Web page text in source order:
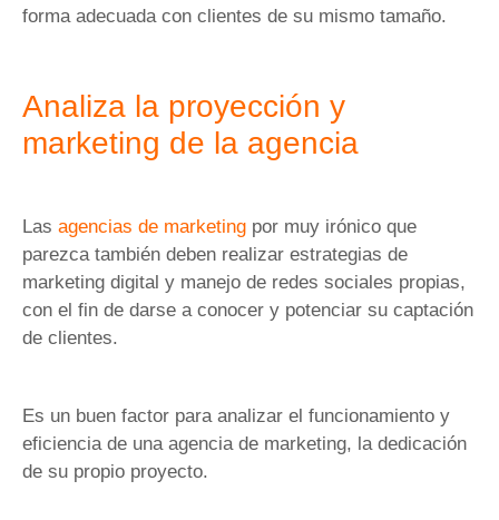
forma adecuada con clientes de su mismo tamaño.
Analiza la proyección y
marketing de la agencia
Las agencias de marketing por muy irónico que
parezca también deben realizar estrategias de
marketing digital y manejo de redes sociales propias,
con el fin de darse a conocer y potenciar su captación
de clientes.
Es un buen factor para analizar el funcionamiento y
eficiencia de una agencia de marketing, la dedicación
de su propio proyecto.